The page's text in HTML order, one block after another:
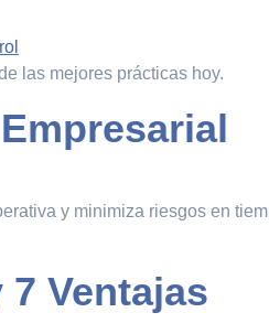
las mejores prácticas hoy.
y minimiza riesgos en
Ventajas